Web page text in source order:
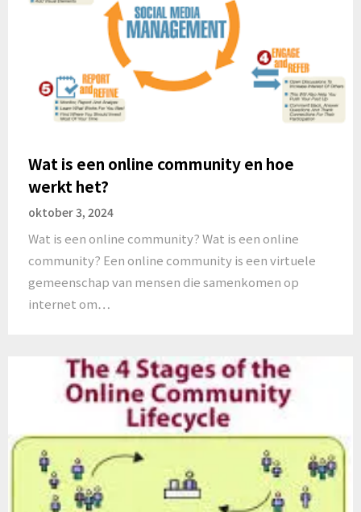
Wat is een online community en hoe
werkt het?
oktober 3, 2024
Wat is een online community? Wat is een online
community? Een online community is een virtuele
gemeenschap van mensen die samenkomen op
internet om…